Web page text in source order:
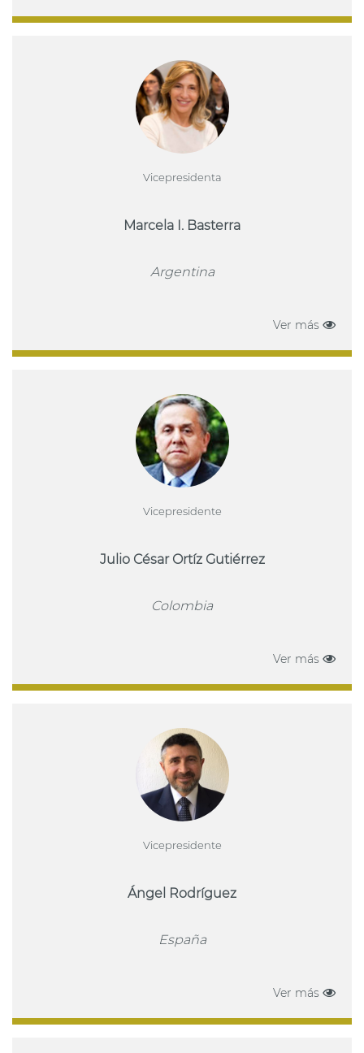
Vicepresidenta
Marcela I. Basterra
Argentina
Ver más
Vicepresidente
Julio César Ortíz Gutiérrez
Colombia
Ver más
Vicepresidente
Ángel Rodríguez
España
Ver más